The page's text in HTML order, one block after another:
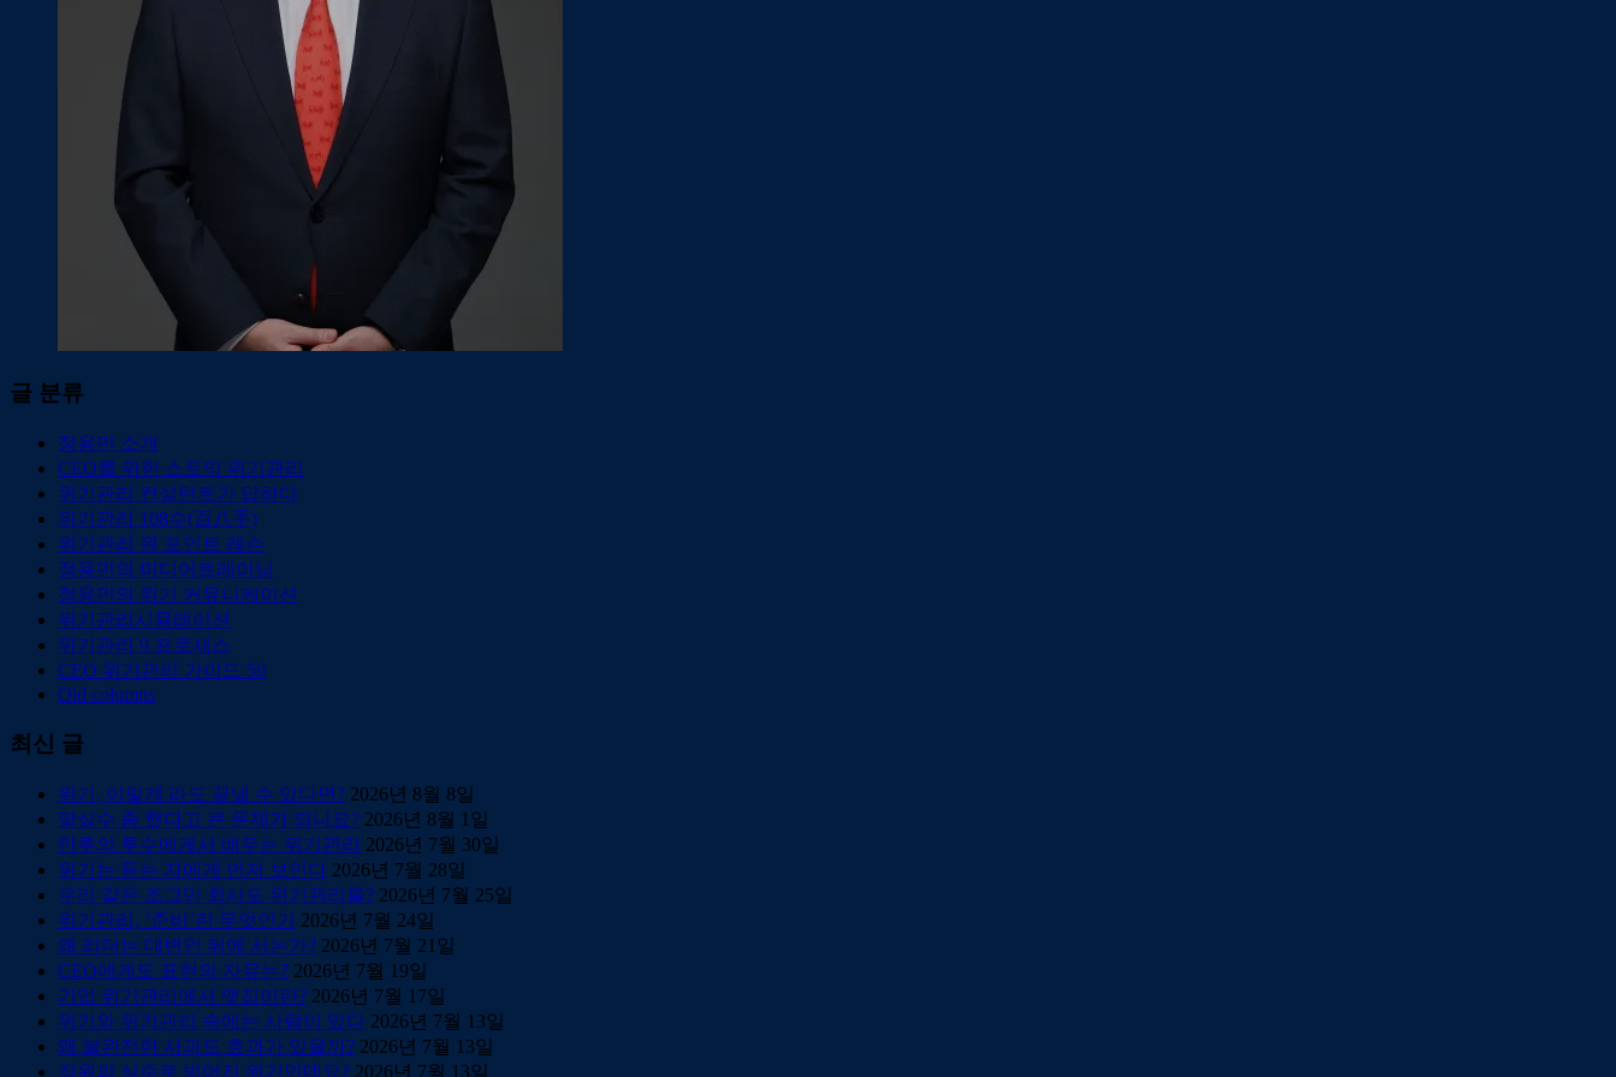
글 분류
정용민 소개
CEO를 위한 스토익 위기관리
위기관리 컨설턴트가 답하다
위기관리 108수(百八手)
위기관리 원 포인트 레슨
정용민의 미디어트레이닝
정용민의 위기 커뮤니케이션
위기관리시뮬레이션
위기관리 9 프로세스
CEO 위기관리 가이드 50
Old columns
최신 글
위기, 이렇게 라도 끝낼 수 있다면? 2026년 8월 8일
말실수 좀 했다고 큰 문제가 되나요? 2026년 8월 1일
만루의 투수에게서 배우는 위기관리 2026년 7월 30일
위기는 듣는 자에게 먼저 보인다 2026년 7월 28일
우리 같은 조그만 회사도 위기관리를? 2026년 7월 25일
위기관리, ‘준비’란 무엇인가 2026년 7월 24일
왜 리더는 대변인 뒤에 서는가? 2026년 7월 21일
CEO에게도 표현의 자유는? 2026년 7월 19일
기업 위기관리에서 맷집이란? 2026년 7월 17일
위기와 위기관리 속에는 사람이 있다 2026년 7월 13일
왜 불완전한 사과도 효과가 있을까? 2026년 7월 13일
직원의 실수로 벌어진 위기인데요? 2026년 7월 13일